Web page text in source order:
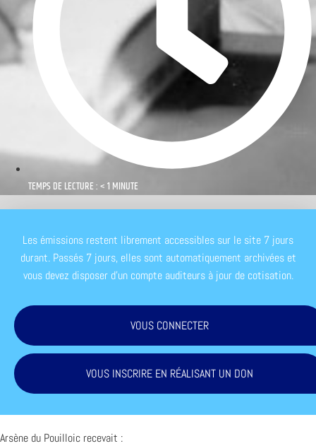
TEMPS DE LECTURE : < 1 MINUTE
Les émissions restent librement accessibles sur le site 7 jours
durant. Passés 7 jours, elles sont automatiquement archivées et
vous devez disposer d'un compte auditeurs à jour de cotisation.
VOUS CONNECTER
VOUS INSCRIRE EN RÉALISANT UN DON
Arsène du Pouilloic recevait :